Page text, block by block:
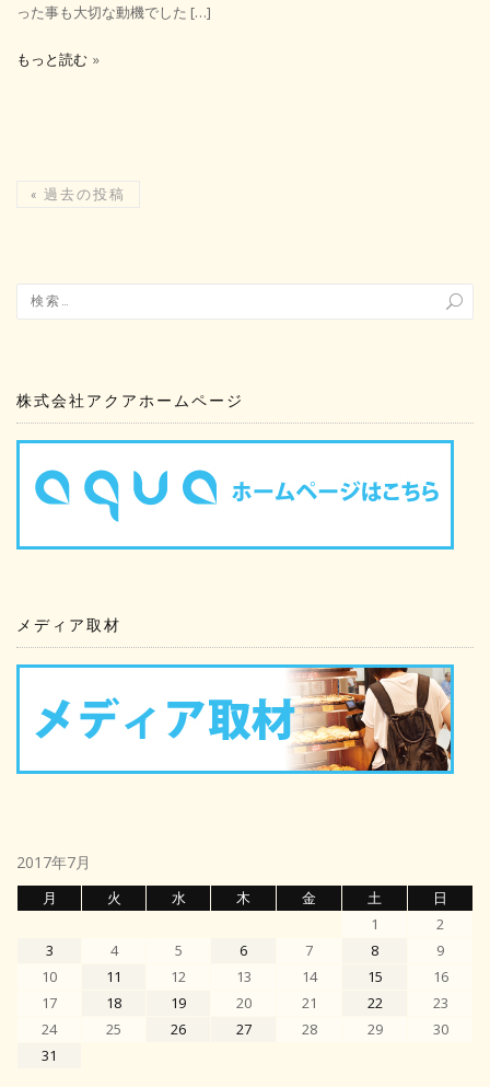
った事も大切な動機でした […]
もっと読む
« 過去の投稿
株式会社アクアホームページ
メディア取材
2017年7月
月 火 水 木 金 土
日
1
2
3
4 5 6 7 8
9
10
11 12 13 14 15
16
17
18 19 20 21 22
23
24
25 26 27 28 29
30
31